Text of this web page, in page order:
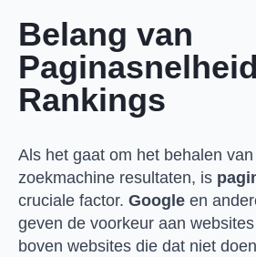
Belang van
Rankings
Als het gaat om het behalen
zoekmachine resultaten, is
cruciale factor. Google en
geven de voorkeur aan
boven websites die dat niet